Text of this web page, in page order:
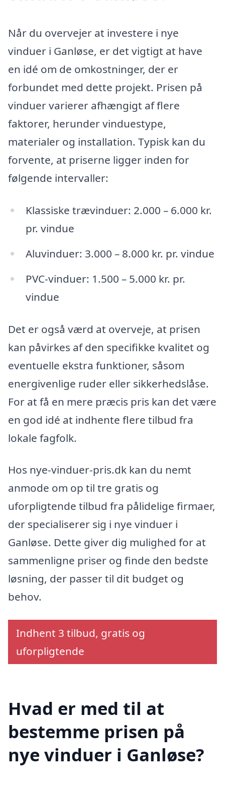
Når du overvejer at investere i nye
vinduer i Ganløse, er det vigtigt at have
en idé om de omkostninger, der er
forbundet med dette projekt. Prisen på
vinduer varierer afhængigt af flere
faktorer, herunder vinduestype,
materialer og installation. Typisk kan du
forvente, at priserne ligger inden for
følgende intervaller:
Klassiske trævinduer: 2.000 – 6.000 kr.
pr. vindue
Aluvinduer: 3.000 – 8.000 kr. pr. vindue
PVC-vinduer: 1.500 – 5.000 kr. pr.
vindue
Det er også værd at overveje, at prisen
kan påvirkes af den specifikke kvalitet og
eventuelle ekstra funktioner, såsom
energivenlige ruder eller sikkerhedslåse.
For at få en mere præcis pris kan det være
en god idé at indhente flere tilbud fra
lokale fagfolk.
Hos nye-vinduer-pris.dk kan du nemt
anmode om op til tre gratis og
uforpligtende tilbud fra pålidelige firmaer,
der specialiserer sig i nye vinduer i
Ganløse. Dette giver dig mulighed for at
sammenligne priser og finde den bedste
løsning, der passer til dit budget og
behov.
Indhent 3 tilbud, gratis og
uforpligtende
Hvad er med til at
bestemme prisen på
nye vinduer i Ganløse?